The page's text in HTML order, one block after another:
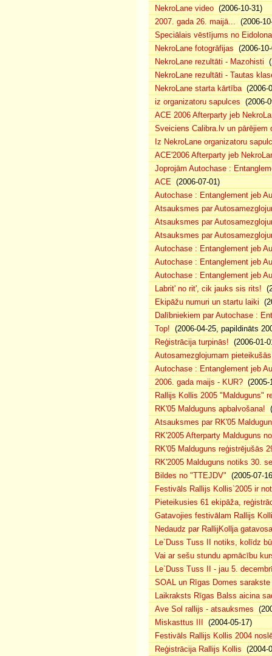
NekroLane video (2006-10-31)
2007. gada 26. maijā... (2006-
Speciālais vēstījums no Eidolona
NekroLane fotogrāfijas (2006-
NekroLane rezultāti - Mazohisti
NekroLane rezultāti - Tautas
NekroLane starta kārtība(2006-
iz organizatoru sapulces (2006-
ACE 2006 Afterparty jeb
Sveiciens Calibra.lv un pārējiem
Iz NekroLane organizatoru
ACE'2006 Afterparty jeb
Joprojām Autochase :
ACE (2006-07-01)
Autochase : Entanglement jeb
Atsauksmes par
Atsauksmes par
Atsauksmes par
Autochase : Entanglement jeb
Autochase : Entanglement jeb
Autochase : Entanglement jeb
Labrit' no rit', cik jauks sis rits!
Ekipāžu numuri un startu laiki
Dalībniekiem par Autochase :
Top! (2006-04-25, papildināts
Reģistrācija turpinās! (2006-01-
Autosamezglojumam
Autochase : Entanglement jeb
2006. gada maijs - KUR? (2005-
Rallijs Kollis 2005 "Malduguns"
RK'05 Malduguns apbalvošana!
Atsauksmes par RK'05
RK'2005 Afterparty Malduguns
RK'05 Malduguns reģistrējušās
RK'2005 Malduguns notiks 30.
Bildes no "TTEJDV" (2005-07-
Festivāls Rallijs Kollis`2005 ir
Pieteikusies 61 ekipāža,
Gatavojies festivālam Rallijs
Nedaudz par RallijKollja
Le`Duss Tuss II notiks, kolīdz
Vai ar sešu stundu apmācību
Le`Duss Tuss II - jau 5.
SOAL un Rīgas Domes
Laikraksts Rīgas Balss aicina
Ave Sol rallijs - atsauksmes
Miskasttus III
(2004-05-17)
Festivāls Rallijs Kollis 2004
Reģistrācija Rallijs Kollis (2004-